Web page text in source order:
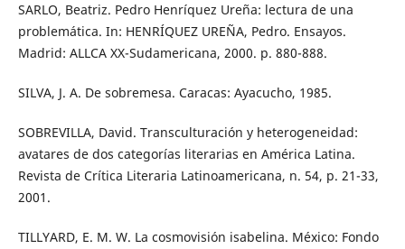
SARLO, Beatriz. Pedro Henríquez Ureña: lectura de una
problemática. In: HENRÍQUEZ UREÑA, Pedro. Ensayos.
Madrid: ALLCA XX-Sudamericana, 2000. p. 880-888.
SILVA, J. A. De sobremesa. Caracas: Ayacucho, 1985.
SOBREVILLA, David. Transculturación y heterogeneidad:
avatares de dos categorías literarias en América Latina.
Revista de Crítica Literaria Latinoamericana, n. 54, p. 21-33,
2001.
TILLYARD, E. M. W. La cosmovisión isabelina. México: Fondo